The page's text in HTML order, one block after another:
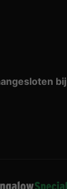
bij